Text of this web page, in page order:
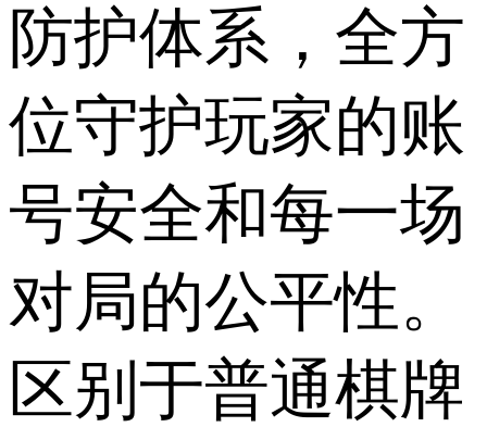
防护体系，全方
位守护玩家的账
号安全和每一场
对局的公平性。
区别于普通棋牌